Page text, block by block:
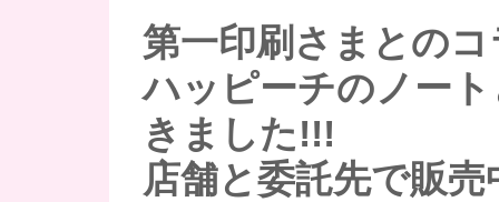
第一印刷さまとの
ハッピーチのノー
きました!!!
店舗と委託先で販